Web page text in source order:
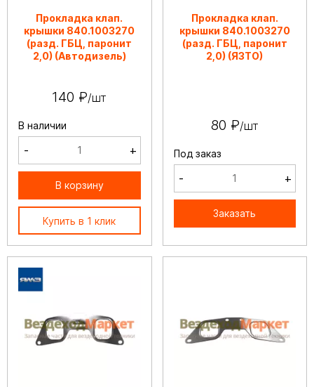
Прокладка клап.
крышки 840.1003270
(разд. ГБЦ, паронит
2,0) (Автодизель)
140 ₽/шт
В наличии
- +
В корзину
Купить в 1 клик
Прокладка клап.
крышки 840.1003270
(разд. ГБЦ, паронит
2,0) (ЯЗТО)
80 ₽/шт
Под заказ
- +
Заказать